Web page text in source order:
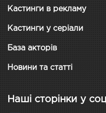
Кастинги в рекламу
Кастинги у серіали
База акторів
Новини та статті
Наші сторінки у